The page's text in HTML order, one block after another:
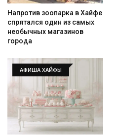
Напротив зоопарка в Хайфе
спрятался один из самых
необычных магазинов
города
АФИША ХАЙФЫ